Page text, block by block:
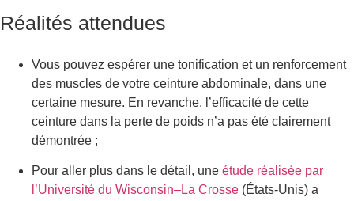
Réalités attendues
Vous pouvez espérer une tonification et un renforcement
des muscles de votre ceinture abdominale, dans une
certaine mesure. En revanche, l’efficacité de cette
ceinture dans la perte de poids n’a pas été clairement
démontrée ;
Pour aller plus dans le détail, une étude réalisée par
l’Université du Wisconsin–La Crosse (États‑Unis) a